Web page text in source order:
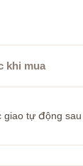
khi mua
tự động